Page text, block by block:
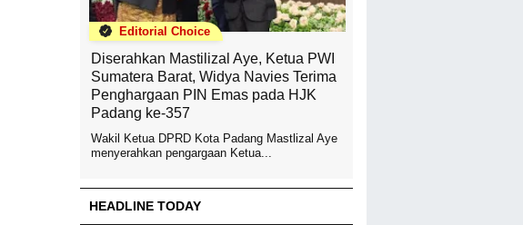
Editorial Choice
Diserahkan Mastilizal Aye, Ketua PWI
Sumatera Barat, Widya Navies Terima
Penghargaan PIN Emas pada HJK
Padang ke-357
Wakil Ketua DPRD Kota Padang Mastlizal Aye
menyerahkan pengargaan Ketua...
HEADLINE TODAY